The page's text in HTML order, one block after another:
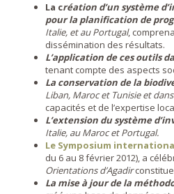
La création d’un système
pour la planification de
Italie, et au Portugal,
dissémination des résultats.
L’application de ces outils
tenant compte des aspects
La conservation de la
Liban, Maroc et Tunisie et
capacités et de l’expertise
L’extension du système
Italie, au Maroc et Portugal.
Le Symposium
du 6 au 8 février 2012), a
Orientations d’Agadir
La mise à jour de la